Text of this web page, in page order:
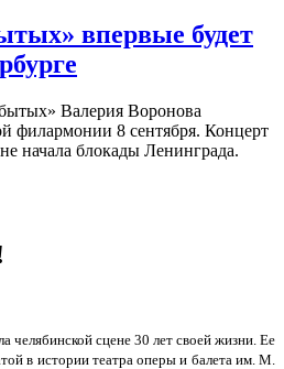
впервые будет
Валерия Воронова
филармонии 8 сентября. Концерт
начала блокады Ленинграда.
челябинской сцене 30 лет своей жизни. Ее
в истории театра оперы и балета им. М.